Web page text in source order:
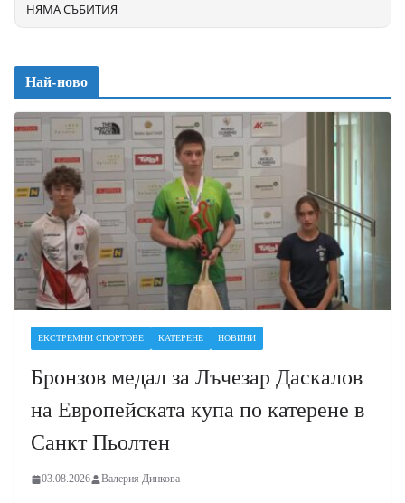
НЯМА СЪБИТИЯ
Най-ново
ЕКСТРЕМНИ СПОРТОВЕ КАТЕРЕНЕ НОВИНИ
Бронзов медал за Лъчезар Даскалов
на Европейската купа по катерене в
Санкт Пьолтен
03.08.2026 Валерия Динкова